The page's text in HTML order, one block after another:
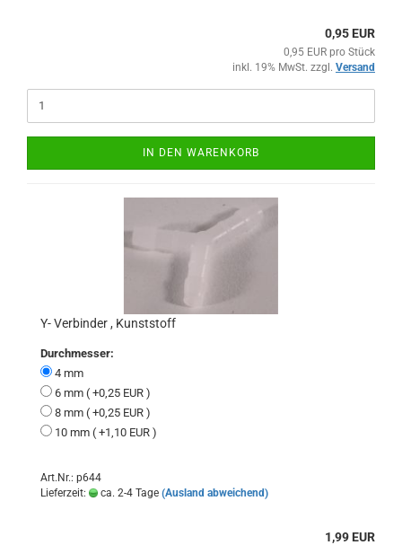
0,95 EUR
0,95 EUR pro Stück
inkl. 19% MwSt. zzgl. Versand
IN DEN WARENKORB
Y- Verbinder , Kunststoff
Durchmesser:
4 mm
6 mm ( +0,25 EUR )
8 mm ( +0,25 EUR )
10 mm ( +1,10 EUR )
Art.Nr.: p644
Lieferzeit:
ca. 2-4 Tage (Ausland abweichend)
1,99 EUR